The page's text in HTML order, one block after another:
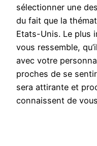
sélectionner une
du fait que la
Etats-Unis. Le plus
vous ressemble,
avec votre
proches de se
sera attirante et
connaissent de